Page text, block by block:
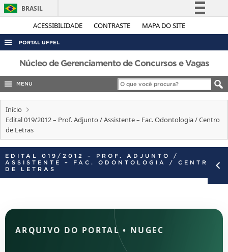
ACESSIBILIDADE CONTRASTE MAPA DO SITE
BRASIL
Simplifique!
Legislação
Canais
PORTAL UFPEL
ACESSO À INFORMAÇÃO
AUDITORIA
CONCURSOS
EDITAIS
INTERNACIONAL
OUVIDORIA
Núcleo de Gerenciamento de Concursos e Vagas
MENU
Início
Edital 019/2012 – Prof. Adjunto / Assistente – Fac. Odontologia / Centro
de Letras
EDITAL 019/2012 – PROF. ADJUNTO /
ASSISTENTE – FAC. ODONTOLOGIA / CENTRO
DE LETRAS
ARQUIVO DO PORTAL• NUGEC